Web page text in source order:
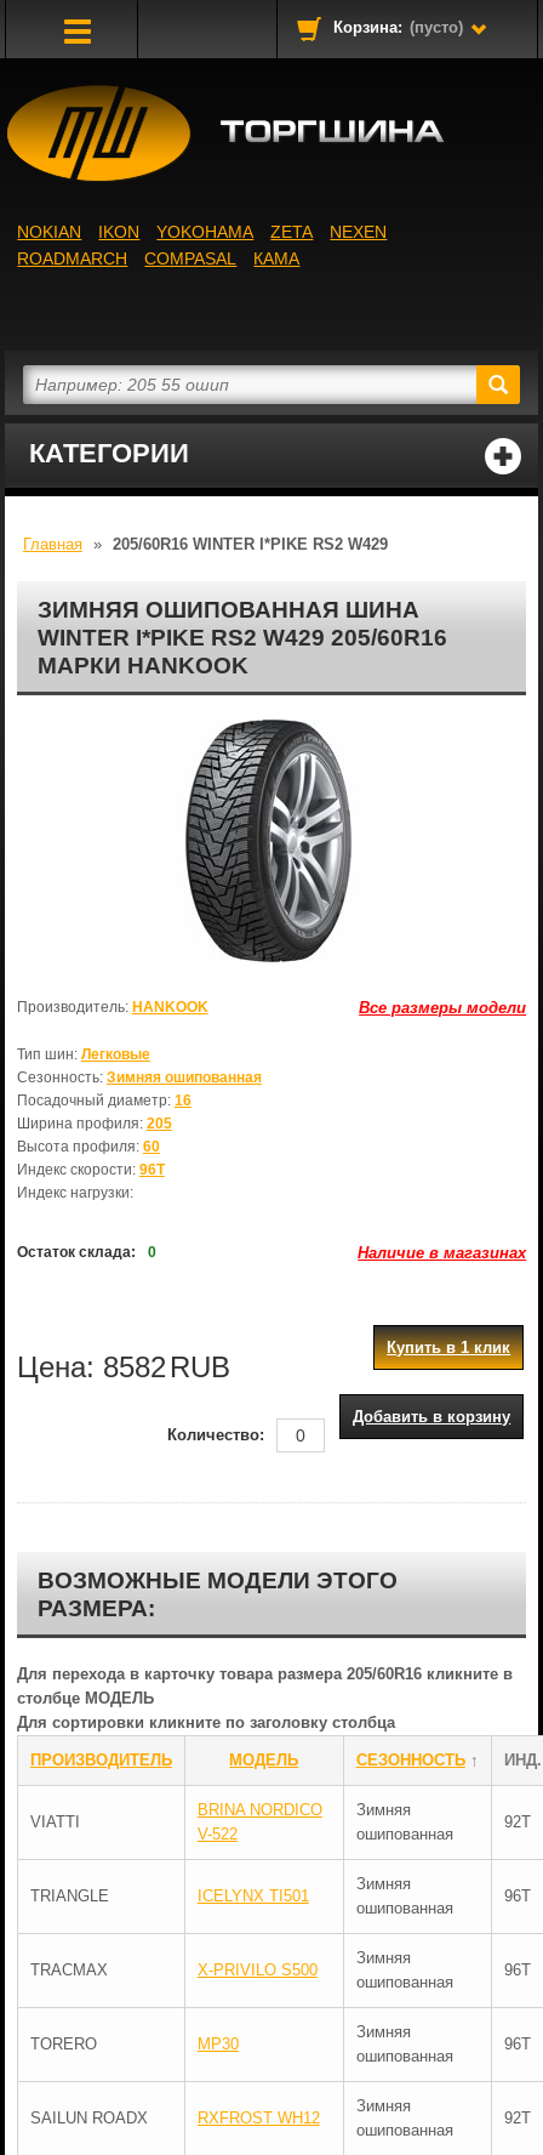
Корзина: (пусто)
КАТЕГОРИИ
NOKIAN IKON YOKOHAMA ZETA
NEXEN
ROADMARCH
COMPASAL КАМА
Главная » 205/60R16 WINTER I*PIKE RS2 W429
ЗИМНЯЯ ОШИПОВАННАЯ ШИНА
WINTER I*PIKE RS2 W429 205/60R16
МАРКИ HANKOOK
Все размеры модели
Производитель: HANKOOK
Тип шин: Легковые
Сезонность: Зимняя ошипованная
Посадочный диаметр: 16
Ширина профиля: 205
Высота профиля: 60
Индекс скорости: 96T
Индекс нагрузки:
Остаток склада: 0 Наличие в магазинах
Цена: 8582 RUB
Купить в 1 клик
Добавить в корзину
Количество:
ВОЗМОЖНЫЕ МОДЕЛИ ЭТОГО
РАЗМЕРА:
Для перехода в карточку товара размера 205/60R16 кликните в
столбце МОДЕЛЬ
Для сортировки кликните по заголовку столбца
ПРОИЗВОДИТЕЛЬ МОДЕЛЬ СЕЗОННОСТЬ↑
VIATTI
BRINA NORDICO
V-522
Зимняя
ошипованная
92T
TRIANGLE ICELYNX TI501
Зимняя
ошипованная
96T
TRACMAX X-PRIVILO S500
Зимняя
ошипованная
96T
TORERO MP30
Зимняя
ошипованная
96T
SAILUN ROADX RXFROST WH12
Зимняя
ошипованная
92T